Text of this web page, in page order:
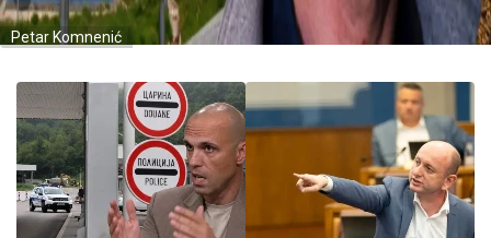
Petar Komnenić